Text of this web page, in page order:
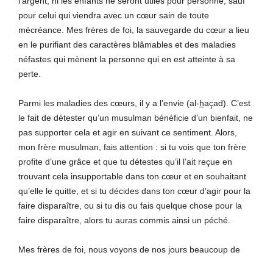
pour celui qui viendra avec un cœur sain de toute
mécréance. Mes frères de foi, la sauvegarde du cœur a lieu
en le purifiant des caractères blâmables et des maladies
néfastes qui mènent la personne qui en est atteinte à sa
perte.
Parmi les maladies des cœurs, il y a l’envie (al-haçad). C’est
le fait de détester qu’un musulman bénéficie d’un bienfait, ne
pas supporter cela et agir en suivant ce sentiment. Alors,
mon frère musulman, fais attention : si tu vois que ton frère
profite d’une grâce et que tu détestes qu’il l’ait reçue en
trouvant cela insupportable dans ton cœur et en souhaitant
qu’elle le quitte, et si tu décides dans ton cœur d’agir pour la
faire disparaître, ou si tu dis ou fais quelque chose pour la
faire disparaître, alors tu auras commis ainsi un péché.
Mes frères de foi, nous voyons de nos jours beaucoup de